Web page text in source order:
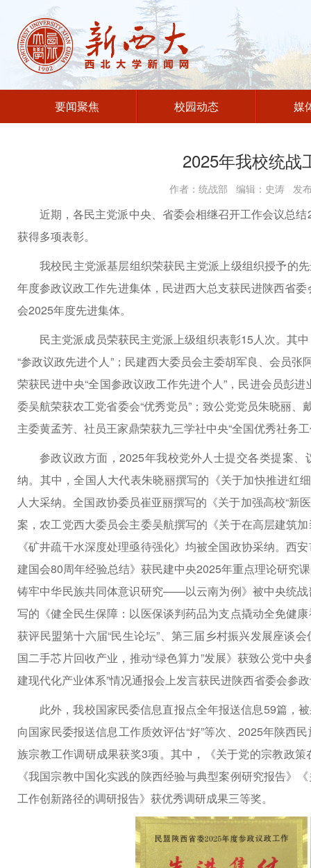
要闻聚焦 校园动态 媒
2025年我校统战
作者：统战部 编辑：史涛 发
近期，各民主党派中央、省委会相继召开工作会议总
获得多项表彰。
我校民主党派基层组织荣获民主党派上级组织授予的
年度参政议政工作先进集体，民进西大总支获民进陕西省
会2025年度先进集体。
民主党派成员荣获民主党派上级组织表彰15人次。其
“参政议政先进个人”；民建西大委员会主委胡军良、会员
荣获民进中央“全国参政议政工作先进个人”，民进会员彭
委吴航荣获农工党省委会“优秀党员”；致公党党员朱晓丽
主委黄孟芳、社员王家鼎荣获九三学社中央“全国优秀社务
参政议政方面，2025年我校党外人士提交各类提案
纳。其中，全国人大代表朱晓丽撰写的《关于加快推进红
人大采纳。全国政协委员崔亚丽撰写的《关于加强高校“新
案，农工党西大委员会主委吴航撰写的《关于在高层建筑
《矿井疏干水深度处理亟待强化》均被全国政协采纳。西
建国会80周年经验总结》获民建中央2025年重点理论研究
铸牢中华民族共同体意识研究——以云南为例》被中央统
写的《健全民生保障：以医保谈判药品为支点撬动全免健
获评民盟第十六届“民生论坛”、第三届乡村振兴发展座谈
国二手芯片回收产业，推动“绿色算力”发展》获致公党中
建现代化产业体系”情况通报会上发言获民进陕西省委会参
此外，我校国家民委信息直报点全年报送信息59篇，
向国家民委报送信息工作质效评估“好”等次、2025年陕西
族宗教工作调研成果获奖3项。其中，《关于党的宗教政
《我国宗教中国化实践的陕西经验与典型案例研究报告》
工作创新路径的调研报告》获优秀调研成果三等奖。